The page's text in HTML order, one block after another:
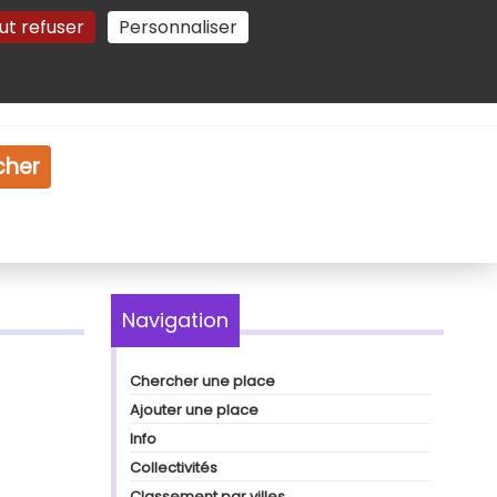
refuser Personnaliser
Gestion des cookies
Navigation
Chercher une place
Ajouter une place
Info
Collectivités